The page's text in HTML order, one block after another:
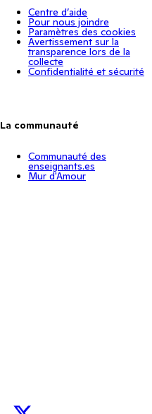
Centre d’aide
Pour nous joindre
Paramètres des cookies
Avertissement sur la
transparence lors de la
collecte
Confidentialité et sécurité
La communauté
Communauté des
enseignants.es
Mur d'Amour
X